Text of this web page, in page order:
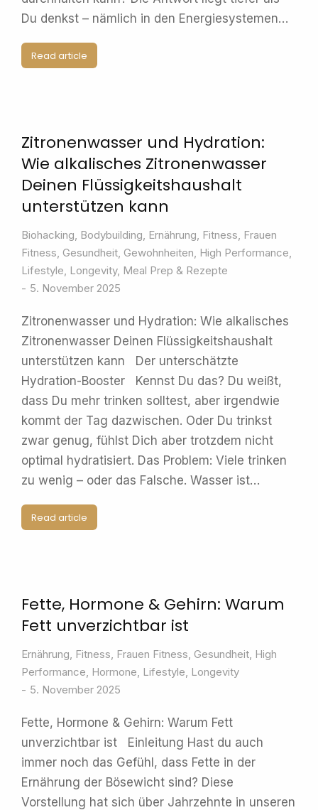
Du denkst – nämlich in den Energiesystemen…
Read article
Zitronenwasser und Hydration:
Wie alkalisches Zitronenwasser
Deinen Flüssigkeitshaushalt
unterstützen kann
Biohacking, Bodybuilding, Ernährung, Fitness, Frauen
Fitness, Gesundheit, Gewohnheiten, High Performance,
Lifestyle, Longevity, Meal Prep & Rezepte
5. November 2025
Zitronenwasser und Hydration: Wie alkalisches
Zitronenwasser Deinen Flüssigkeitshaushalt
unterstützen kann Der unterschätzte
Hydration-Booster Kennst Du das? Du weißt,
dass Du mehr trinken solltest, aber irgendwie
kommt der Tag dazwischen. Oder Du trinkst
zwar genug, fühlst Dich aber trotzdem nicht
optimal hydratisiert. Das Problem: Viele trinken
zu wenig – oder das Falsche. Wasser ist…
Read article
Fette, Hormone & Gehirn: Warum
Fett unverzichtbar ist
Ernährung, Fitness, Frauen Fitness, Gesundheit, High
Performance, Hormone, Lifestyle, Longevity
5. November 2025
Fette, Hormone & Gehirn: Warum Fett
unverzichtbar ist Einleitung Hast du auch
immer noch das Gefühl, dass Fette in der
Ernährung der Bösewicht sind? Diese
Vorstellung hat sich über Jahrzehnte in unseren